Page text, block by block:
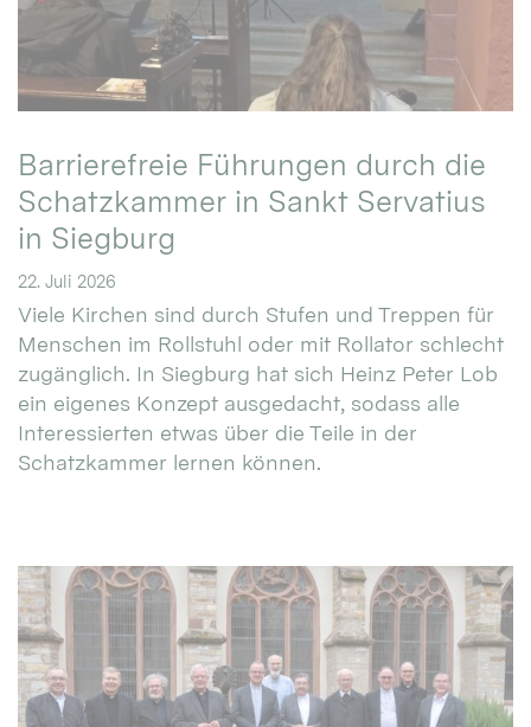
Barrierefreie Führungen durch die
Schatzkammer in Sankt Servatius
in Siegburg
22. Juli 2026
Viele Kirchen sind durch Stufen und Treppen für
Menschen im Rollstuhl oder mit Rollator schlecht
zugänglich. In Siegburg hat sich Heinz Peter Lob
ein eigenes Konzept ausgedacht, sodass alle
Interessierten etwas über die Teile in der
Schatzkammer lernen können.